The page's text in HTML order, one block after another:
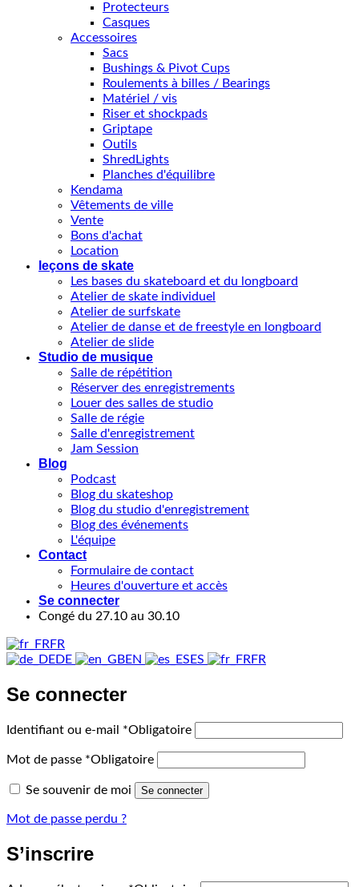
Protecteurs
Casques
Accessoires
Sacs
Bushings & Pivot Cups
Roulements à billes / Bearings
Matériel / vis
Riser et shockpads
Griptape
Outils
ShredLights
Planches d'équilibre
Kendama
Vêtements de ville
Vente
Bons d'achat
Location
leçons de skate
Les bases du skateboard et du longboard
Atelier de skate individuel
Atelier de surfskate
Atelier de danse et de freestyle en longboard
Atelier de slide
Studio de musique
Salle de répétition
Réserver des enregistrements
Louer des salles de studio
Salle de régie
Salle d'enregistrement
Jam Session
Blog
Podcast
Blog du skateshop
Blog du studio d'enregistrement
Blog des événements
L'équipe
Contact
Formulaire de contact
Heures d'ouverture et accès
Se connecter
Congé du 27.10 au 30.10
FR
DE
EN ES FR
Se connecter
Identifiant ou e-mail *Obligatoire
Mot de passe *Obligatoire
Se souvenir de moi Se connecter
Mot de passe perdu ?
S’inscrire